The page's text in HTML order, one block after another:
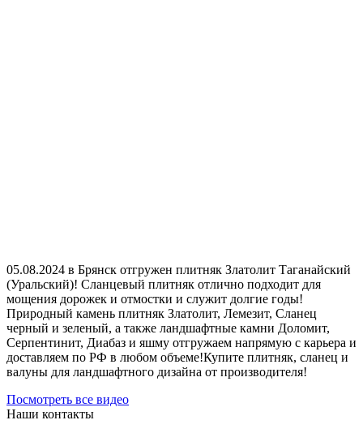
05.08.2024 в Брянск отгружен плитняк Златолит Таганайский
(Уральский)! Сланцевый плитняк отлично подходит для
мощения дорожек и отмостки и служит долгие годы!
Природный камень плитняк Златолит, Лемезит, Сланец
черный и зеленый, а также ландшафтные камни Доломит,
Серпентинит, Диабаз и яшму отгружаем напрямую с карьера и
доставляем по РФ в любом объеме!Купите плитняк, сланец и
валуны для ландшафтного дизайна от производителя!
Посмотреть все видео
Наши контакты